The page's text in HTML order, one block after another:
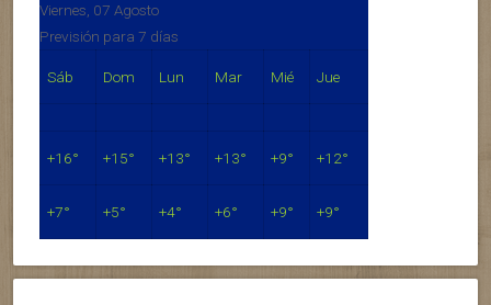
Viernes, 07 Agosto
Previsión para 7 días
Sáb Dom Lun Mar Mié Jue
+16° +15° +13° +13° +9° +12°
+7° +5° +4° +6° +9° +9°